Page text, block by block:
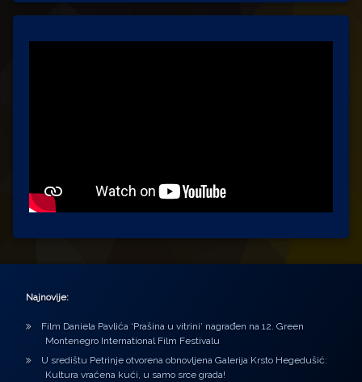
Najnovije:
Film Daniela Pavlića ‘Prašina u vitrini’ nagrađen na 12. Green
Montenegro International Film Festivalu
U središtu Petrinje otvorena obnovljena Galerija Krsto Hegedušić:
Kultura vraćena kući, u samo srce grada!